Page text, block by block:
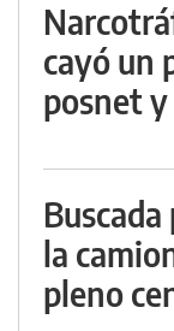
cayó un
posnet
la
pleno